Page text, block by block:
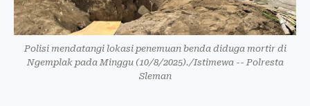
Polisi mendatangi lokasi penemuan benda diduga mortir di
Ngemplak pada Minggu (10/8/2025)./Istimewa -- Polresta
Sleman